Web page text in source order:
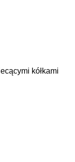
kółkami